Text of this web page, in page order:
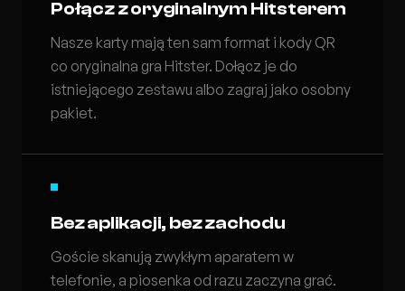
Połącz z oryginalnym Hitsterem
Nasze karty mają ten sam format i kody QR
co oryginalna gra Hitster. Dołącz je do
istniejącego zestawu albo zagraj jako osobny
pakiet.
Bez aplikacji, bez zachodu
Goście skanują zwykłym aparatem w
telefonie, a piosenka od razu zaczyna grać.